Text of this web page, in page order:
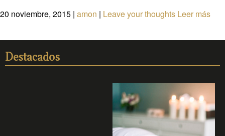
20 noviembre, 2015 | amon | Leave your thoughts Leer más
Destacados